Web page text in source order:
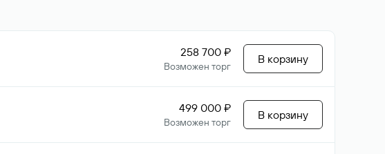
258 700 ₽
Возможен торг
В корзину
499 000 ₽
Возможен торг
В корзину